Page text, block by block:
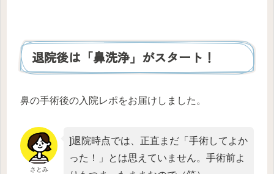
退院後は「鼻洗浄」がスタート！
鼻の手術後の入院レポをお届けしました。
さとみ
]退院時点では、正直まだ「手術してよか
った！」とは思えていません。手術前よ